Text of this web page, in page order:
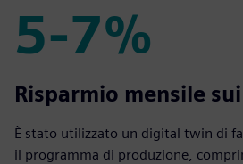
5-7%
5-7%
Risparmio mensile
È stato utilizzato un digital twin di
il programma di produzione,